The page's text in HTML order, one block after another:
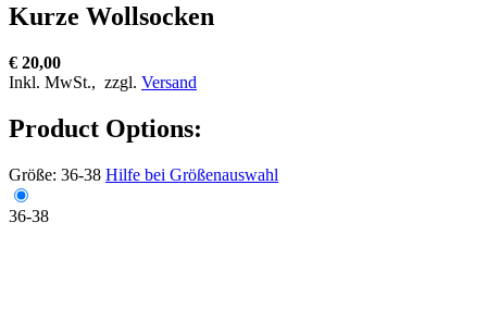
Kurze Wollsocken
€ 20,00
Inkl. MwSt., zzgl. Versand
Product Options:
Größe: 36-38 Hilfe bei Größenauswahl
36-38